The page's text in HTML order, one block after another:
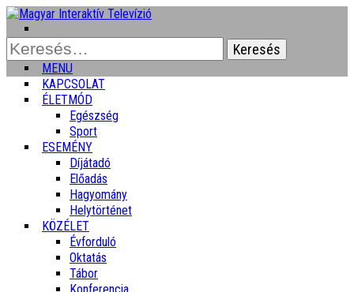
Keresés:
MENU
KAPCSOLAT
ÉLETMÓD
Egészség
Sport
ESEMÉNY
Díjátadó
Előadás
Hagyomány
Helytörténet
KÖZÉLET
Évforduló
Oktatás
Tábor